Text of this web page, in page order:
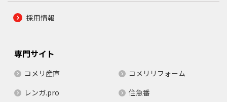
採用情報
専門サイト
コメリ産直
コメリリフォーム
レンガ.pro
住急番